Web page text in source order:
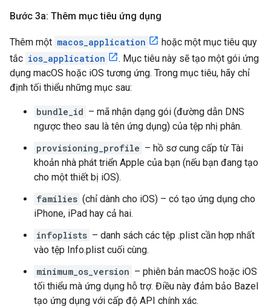
Bước 3a: Thêm mục tiêu ứng dụng
Thêm một macos_application
hoặc một mục tiêu quy
tắc ios_application
. Mục tiêu này sẽ tạo một gói ứng
dụng macOS hoặc iOS tương ứng. Trong mục tiêu, hãy chỉ
định tối thiểu những mục sau:
bundle_id – mã nhận dạng gói (đường dẫn DNS
ngược theo sau là tên ứng dụng) của tệp nhị phân.
provisioning_profile – hồ sơ cung cấp từ Tài
khoản nhà phát triển Apple của bạn (nếu bạn đang tạo
cho một thiết bị iOS).
families (chỉ dành cho iOS) – có tạo ứng dụng cho
iPhone, iPad hay cả hai.
infoplists – danh sách các tệp .plist cần hợp nhất
vào tệp Info.plist cuối cùng.
minimum_os_version – phiên bản macOS hoặc iOS
tối thiểu mà ứng dụng hỗ trợ. Điều này đảm bảo Bazel
tạo ứng dụng với cấp độ API chính xác.